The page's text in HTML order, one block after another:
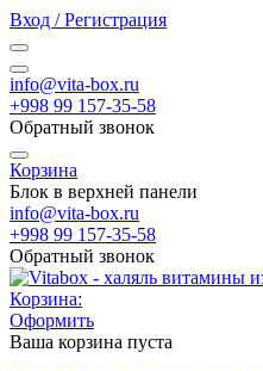
Вход / Регистрация
info@vita-box.ru
+998 99 157-35-58
Обратный звонок
Корзина
Блок в верхней панели
info@vita-box.ru
+998 99 157-35-58
Обратный звонок
Корзина:
Оформить
Ваша корзина пуста